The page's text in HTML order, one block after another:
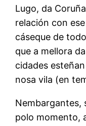
Lugo, da
relación con
cáseque de
que a mellora
cidades
nosa vila (en
Nembargantes,
polo momento,